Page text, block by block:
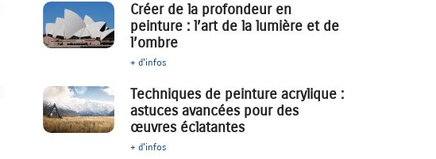
Créer de la profondeur en
peinture : l’art de la lumière et de
l’ombre
+ d'infos
Techniques de peinture acrylique :
astuces avancées pour des
œuvres éclatantes
+ d'infos